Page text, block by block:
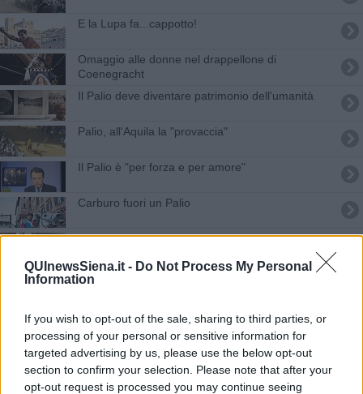
QUInewsSiena.it - Do Not Process My Personal
Information
If you wish to opt-out of the sale, sharing to third parties, or
processing of your personal or sensitive information for
targeted advertising by us, please use the below opt-out
section to confirm your selection. Please note that after your
opt-out request is processed you may continue seeing
E la Lupa fa...cappotto!
Omaggio alle donne nel drappellone di
Coenegracht
Il Palio deve diventare patrimonio dell'umanità
Palio, all'Aquila la "provaccia"
Il Palio è "per forza e per amore"
Carburo fuori un Palio
Lupa in festa per il cappotto
Palio, all'Istrice il Masgalano 2016
Musica in Campo con la Banda Città del Palio
Il prefetto Saccone lascia Siena per Torino